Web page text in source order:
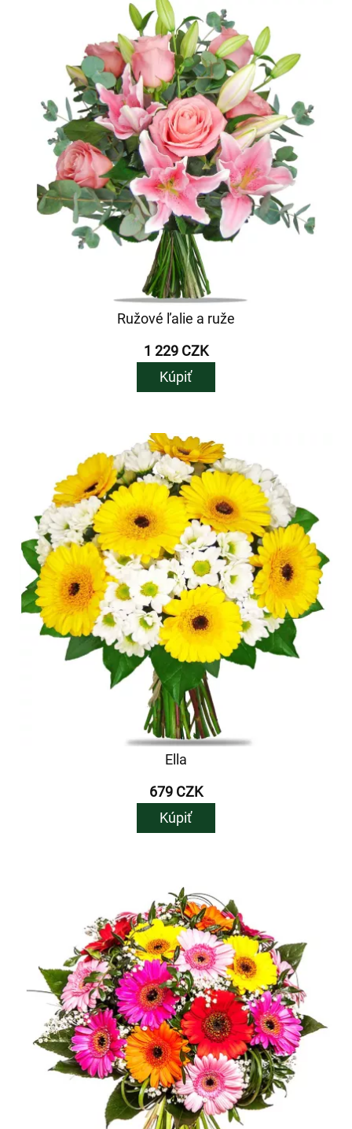
Ružové ľalie a ruže
1 229 CZK
Kúpiť
Ella
679 CZK
Kúpiť